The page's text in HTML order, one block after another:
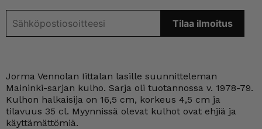
Jorma Vennolan Iittalan lasille suunnitteleman
Maininki-sarjan kulho. Sarja oli tuotannossa v. 1978-79.
Kulhon halkaisija on 16,5 cm, korkeus 4,5 cm ja
tilavuus 35 cl. Myynnissä olevat kulhot ovat ehjiä ja
käyttämättömiä.